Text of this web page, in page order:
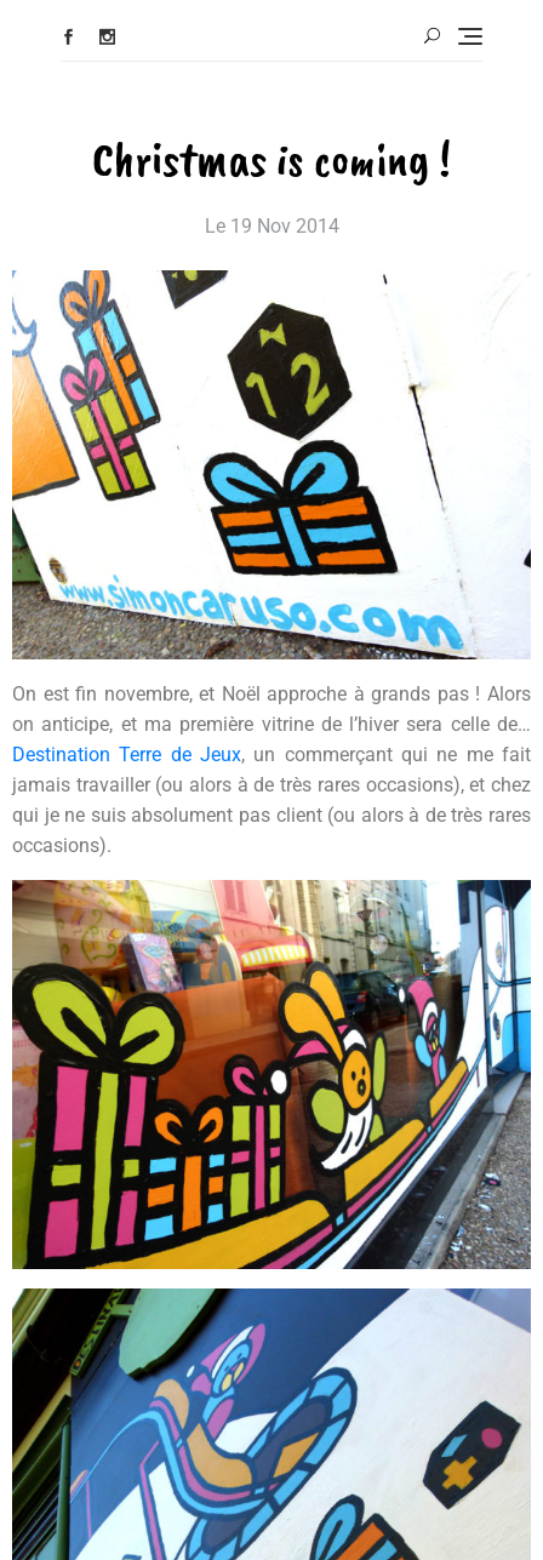
Christmas is coming !
Le 19 Nov 2014
On est fin novembre, et Noël approche à grands pas ! Alors
on anticipe, et ma première vitrine de l’hiver sera celle de…
Destination Terre de Jeux, un commerçant qui ne me fait
jamais travailler (ou alors à de très rares occasions), et chez
qui je ne suis absolument pas client (ou alors à de très rares
occasions).